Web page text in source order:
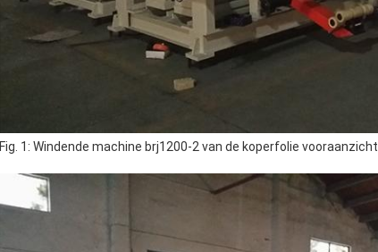
Fig. 1: Windende machine brj1200-2 van de koperfolie vooraanzicht